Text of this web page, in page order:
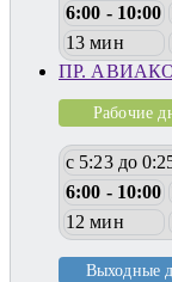
6:00 - 10:00
13 мин
ПР.
Рабочие
с 5:23 до
6:00 - 10:00
12 мин
Выходные